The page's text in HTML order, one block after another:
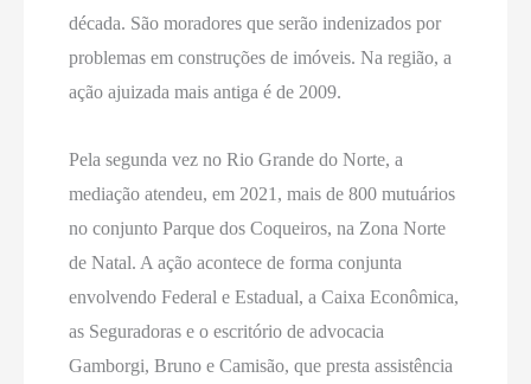
década. São moradores que serão indenizados por
problemas em construções de imóveis. Na região, a
ação ajuizada mais antiga é de 2009.
Pela segunda vez no Rio Grande do Norte, a
mediação atendeu, em 2021, mais de 800 mutuários
no conjunto Parque dos Coqueiros, na Zona Norte
de Natal. A ação acontece de forma conjunta
envolvendo Federal e Estadual, a Caixa Econômica,
as Seguradoras e o escritório de advocacia
Gamborgi, Bruno e Camisão, que presta assistência